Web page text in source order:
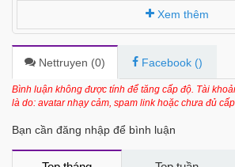
Chapter 8 7 tháng
Chapter 7 7 tháng trước
Chapter 6 7 tháng
7 tháng trước
7 tháng trước
Xem thêm
Nettruyen (0) Facebook ()
Bình luận không được tính để tăng cấp độ. Tài
là do: avatar nhạy cảm, spam link hoặc chưa đủ
Bạn cần đăng nhập để bình luận